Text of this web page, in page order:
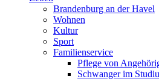
Brandenburg an der Havel
Wohnen
Kultur
Sport
Familienservice
Pflege von
Schwanger im